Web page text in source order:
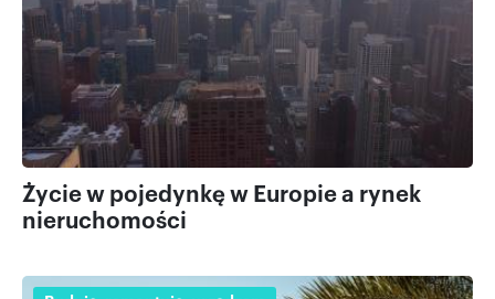
Życie w pojedynkę w Europie a rynek
nieruchomości